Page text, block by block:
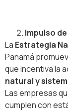
Impulso
La Estrategia
Panamá
que incentiva la
natural y
Las empresas
cumplen con